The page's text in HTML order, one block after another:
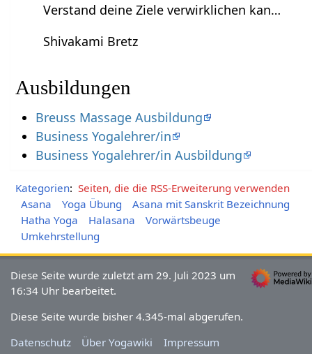
Verstand deine Ziele verwirklichen kan…
Shivakami Bretz
Ausbildungen
Breuss Massage Ausbildung
Business Yogalehrer/in
Business Yogalehrer/in Ausbildung
Kategorien: Seiten, die die RSS-Erweiterung verwenden
Asana
Yoga Übung
Asana mit Sanskrit Bezeichnung
Hatha Yoga
Halasana
Vorwärtsbeuge
Umkehrstellung
Diese Seite wurde zuletzt am 29. Juli 2023 um
16:34 Uhr bearbeitet.
Diese Seite wurde bisher 4.345-mal abgerufen.
Datenschutz
Über Yogawiki Impressum